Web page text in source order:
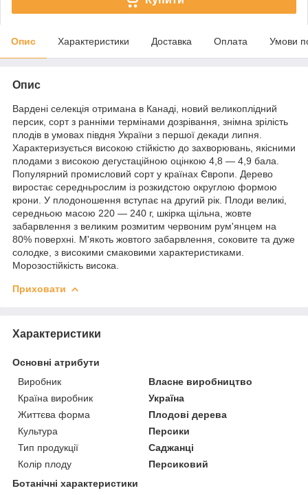
Опис Характеристики Доставка Оплата Умови
Опис
Вардені селекція отримана в Канаді, новий великоплідний
персик, сорт з ранніми термінами дозрівання, знімна зрілість
плодів в умовах півдня України з першої декади липня.
Характеризується високою стійкістю до захворювань, якісними
плодами з високою дегустаційною оцінкою 4,8 — 4,9 бала.
Популярний промисловий сорт у країнах Європи. Дерево
виростає середньрослим із розкидстою округлою формою
крони. У плодоношення вступає на другий рік. Плоди великі,
середньою масою 220 — 240 г, шкірка щільна, жовте
забарвлення з великим розмитим червоним рум'янцем на
80% поверхні. М'якоть жовтого забарвлення, соковите та дуже
солодке, з високими смаковими характеристиками.
Морозостійкість висока.
Приховати
Характеристики
Основні атрибути
Виробник
Власне виробництво
Країна виробник
Україна
Життєва форма
Плодові дерева
Культура
Персики
Тип продукції
Саджанці
Колір плоду
Персиковий
Ботанічні характеристики